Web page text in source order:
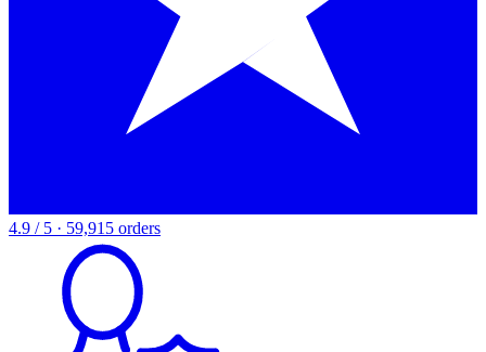
4.9 / 5 · 59,915 orders